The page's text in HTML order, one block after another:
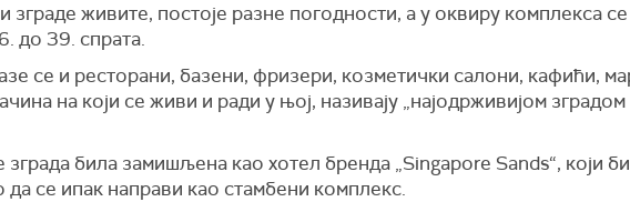
зграде живите, постоје разне погодности, а у оквиру комплекса
до 39. спрата.
се и ресторани, базени, фризери, козметички салони, кафићи,
на који се живи и ради у њој, називају „најодрживијом
зграда била замишљена као хотел бренда „Singapore Sands“, који
да се ипак направи као стамбени комплекс.